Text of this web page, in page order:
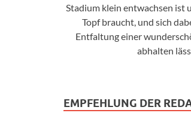
Stadium klein entwachsen ist
Topf braucht, und sich
Entfaltung einer
abhalten
EMPFEHLUNG DER